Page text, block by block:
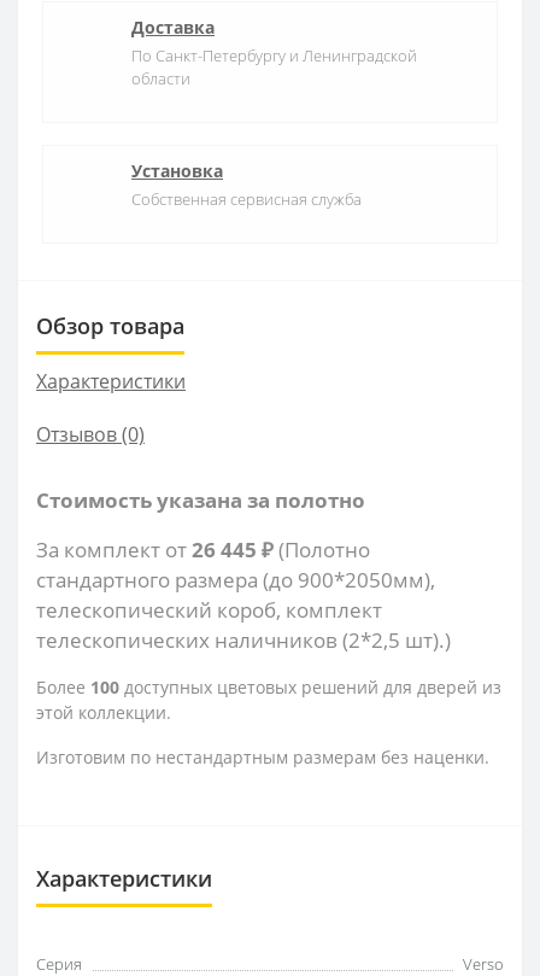
Доставка
По Санкт-Петербургу и Ленинградской
области
Установка
Собственная сервисная служба
Обзор товара
Характеристики
Отзывов (0)
Стоимость указана за полотно
За комплект от26 445 ₽(Полотно
стандартного размера (до 900*2050мм),
телескопический короб, комплект
телескопических наличников (2*2,5 шт).)
Более 100 доступных цветовых решений для дверей из
этой коллекции.
Изготовим по нестандартным размерам без наценки.
Характеристики
Серия Verso